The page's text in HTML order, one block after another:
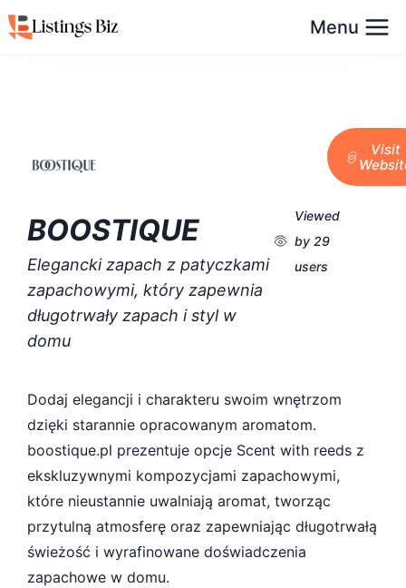
Menu
BOOSTIQUE
Elegancki zapach z patyczkami
zapachowymi, który zapewnia
długotrwały zapach i styl w
domu
Viewed
by 29
users
Visit
Dodaj elegancji i charakteru swoim wnętrzom
dzięki starannie opracowanym aromatom.
boostique.pl prezentuje opcje Scent with reeds z
ekskluzywnymi kompozycjami zapachowymi,
które nieustannie uwalniają aromat, tworząc
przytulną atmosferę oraz zapewniając długotrwałą
świeżość i wyrafinowane doświadczenia
zapachowe w domu.